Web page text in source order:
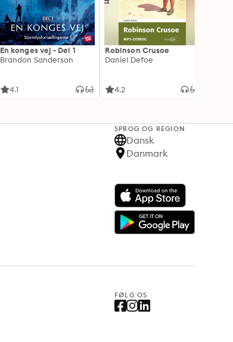
En konges vej - Del 1
Brandon Sanderson
4.1
Robinson Crusoe
Daniel Defoe
4.2
SPROG OG REGION
Dansk
Danmark
FØLG OS